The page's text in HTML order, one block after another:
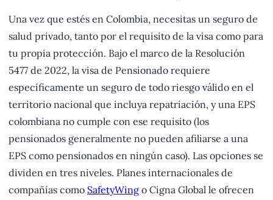
Una vez que estés en Colombia, necesitas un seguro de
salud privado, tanto por el requisito de la visa como para
tu propia protección. Bajo el marco de la Resolución
5477 de 2022, la visa de Pensionado requiere
específicamente un seguro de todo riesgo válido en el
territorio nacional que incluya repatriación, y una EPS
colombiana no cumple con ese requisito (los
pensionados generalmente no pueden afiliarse a una
EPS como pensionados en ningún caso). Las opciones se
dividen en tres niveles. Planes internacionales de
compañías como SafetyWing o Cigna Global le ofrecen